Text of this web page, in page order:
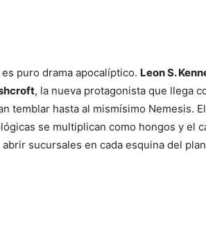
es puro drama apocalíptico. Leon S.
, la nueva protagonista que llega
temblar hasta al mismísimo Nemesis.
se multiplican como hongos y el
sucursales en cada esquina del